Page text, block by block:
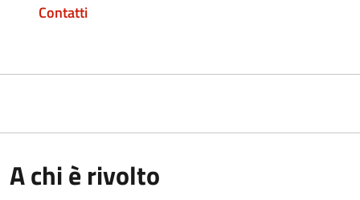
Contatti
A chi è rivolto